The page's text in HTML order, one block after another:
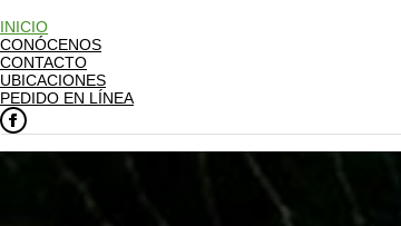
INICIO
CONÓCENOS
CONTACTO
UBICACIONES
PEDIDO EN LÍNEA